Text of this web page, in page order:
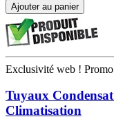
Ajouter au panier
Exclusivité web !
Tuyaux
Climatisation